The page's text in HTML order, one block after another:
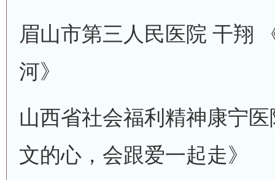
眉山市第三人民医院 干翔
河》
山西省社会福利精神康宁
文的心，会跟爱一起走》